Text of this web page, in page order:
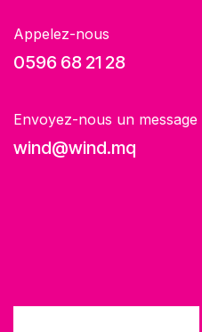
Appelez-nous
0596 68 21 28
Envoyez-nous un message
wind@wind.mq